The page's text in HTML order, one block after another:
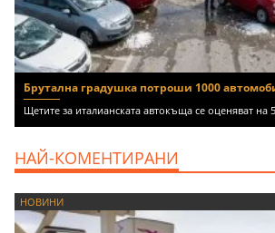
Брутална градушка потроши 1000
Щетите за италианската автокъща се оценяват на
НАЙ-КОМЕНТИРАНИ
НОВИНИ